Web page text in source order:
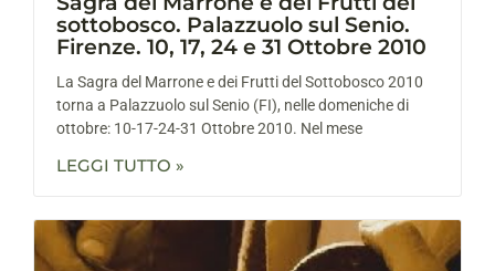
sottobosco. Palazzuolo sul Senio.
Firenze. 10, 17, 24 e 31 Ottobre 2010
La Sagra del Marrone e dei Frutti del Sottobosco 2010
torna a Palazzuolo sul Senio (FI), nelle domeniche di
ottobre: 10-17-24-31 Ottobre 2010. Nel mese
LEGGI TUTTO »